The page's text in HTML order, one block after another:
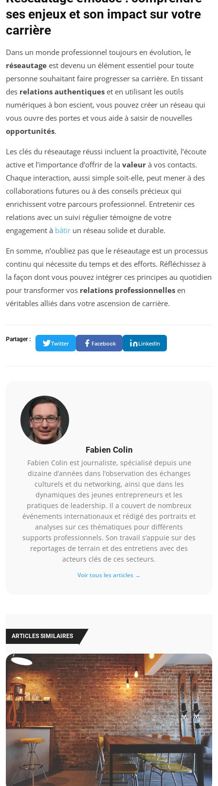
ses enjeux et son impact sur votre
carrière
Dans un monde professionnel toujours en évolution, le
réseautage est devenu un élément essentiel pour toute
personne souhaitant faire progresser sa carrière. En tissant
des relations authentiques et en utilisant les outils
numériques à bon escient, vous pouvez créer un réseau qui
vous ouvre des portes et vous aide à saisir de nouvelles
opportunités.
Les clés du réseautage réussi incluent la proactivité, l’écoute
active et l’importance d’offrir de la valeur à vos contacts.
Chaque interaction, aussi simple soit-elle, peut mener à des
collaborations futures ou à des conseils précieux qui
enrichissent votre parcours professionnel. Entretenir ces
relations avec un suivi régulier témoigne de votre
engagement à bâtir un réseau solide et durable.
En somme, n’oubliez pas que le réseautage est un processus
continu qui nécessite du temps et des efforts. Réfléchissez à
la façon dont vous pouvez intégrer ces principes au quotidien
pour transformer vos relations professionnelles en
véritables alliés dans votre ascension de carrière.
Partager :
Twitter Facebook LinkedIn
Fabien Colin
Fabien Colin est journaliste, spécialisé depuis une
dizaine d’années dans l’observation des échanges
culturels et du networking, ainsi que dans les
dynamiques des jeunes entrepreneurs et les
pratiques de leadership. Il a couvert de nombreux
événements internationaux et rédigé des portraits et
analyses sur ces thématiques pour différents
supports professionnels. Son travail s’appuie sur des
reportages de terrain et des entretiens avec des
acteurs clés de ces secteurs.
Voir tous les articles →
ARTICLES SIMILAIRES